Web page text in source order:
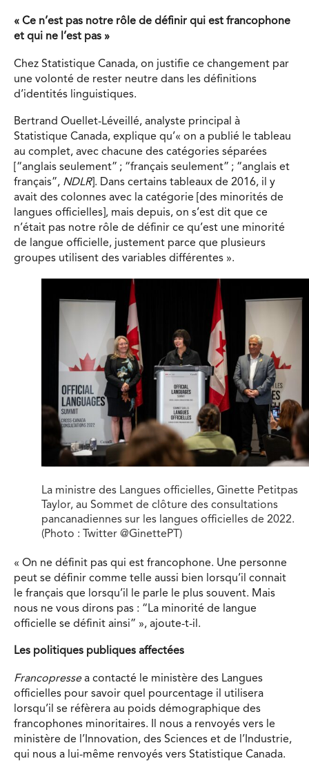
« Ce n’est pas notre rôle de définir qui est francophone
et qui ne l’est pas »
Chez Statistique Canada, on justifie ce changement par
une volonté de rester neutre dans les définitions
d’identités linguistiques.
Bertrand Ouellet-Léveillé, analyste principal à
Statistique Canada, explique qu’« on a publié le tableau
au complet, avec chacune des catégories séparées
[“anglais seulement” ; “français seulement” ; “anglais et
français”, NDLR]. Dans certains tableaux de 2016, il y
avait des colonnes avec la catégorie [des minorités de
langues officielles], mais depuis, on s’est dit que ce
n’était pas notre rôle de définir ce qu’est une minorité
de langue officielle, justement parce que plusieurs
groupes utilisent des variables différentes ».
La ministre des Langues officielles, Ginette Petitpas
Taylor, au Sommet de clôture des consultations
pancanadiennes sur les langues officielles de 2022.
(Photo : Twitter @GinettePT)
« On ne définit pas qui est francophone. Une personne
peut se définir comme telle aussi bien lorsqu’il connait
le français que lorsqu’il le parle le plus souvent. Mais
nous ne vous dirons pas : “La minorité de langue
officielle se définit ainsi” », ajoute-t-il.
Les politiques publiques affectées
Francopressea contacté le ministère des Langues
officielles pour savoir quel pourcentage il utilisera
lorsqu’il se réfèrera au poids démographique des
francophones minoritaires. Il nous a renvoyés vers le
ministère de l’Innovation, des Sciences et de l’Industrie,
qui nous a lui-même renvoyés vers Statistique Canada.